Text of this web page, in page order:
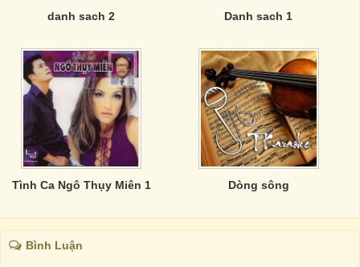
danh sach 2 Danh sach 1
Tình Ca Ngô Thụy Miên 1 Dòng sông
Bình Luận